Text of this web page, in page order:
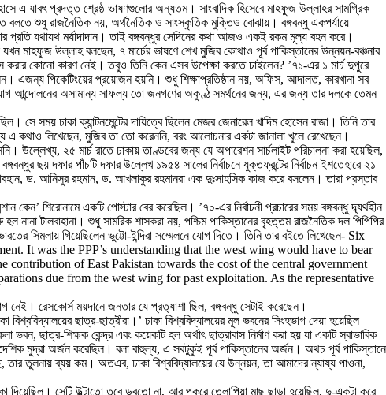
এ যাবৎ প্রদত্ত শ্রেষ্ঠ ভাষণগুলোর অন্যতম। সাংবাদিক হিসেবে মাহফুজ উল্লাহর সামগ্রিক
বলতে শুধু রাজনৈতিক নয়, অর্থনৈতিক ও সাংস্কৃতিক মুক্তিও বোঝায়। বঙ্গবন্ধু একপর্যায়ে
প্রতি যথাযথ মর্যাদাদান। তাই বঙ্গবন্ধুর সেদিনের কথা আজও একই রকম মূল্য বহন করে।
মাহফুজ উল্লাহ বলছেন, ৭ মার্চের ভাষণে শেখ মুজিব কোথাও পূর্ব পাকিস্তানের উন্নয়ন-বঞ্চনার
করার কোনো কারণ নেই। তবুও তিনি কেন এসব উপেক্ষা করতে চাইলেন? ’৭১-এর ১ মার্চ দুপুরে
এজন্য পিকেটিংয়ের প্রয়োজন হয়নি। শুধু শিক্ষাপ্রতিষ্ঠান নয়, অফিস, আদালত, কারখানা সব
আন্দোলনের অসামান্য সাফল্য তো জনগণের অকুণ্ঠ সমর্থনের জন্য, এর জন্য তার দলকে তেমন
সময় ঢাকা ক্যান্টনমেন্টের দায়িত্বে ছিলেন মেজর জেনারেল খাদিম হোসেন রাজা। তিনি তার
এ কথাও লিখেছেন, মুজিব তা তো করেননি, বরং আলোচনার একটা জানালা খুলে রেখেছেন।
উল্লেখ্য, ২৫ মার্চ রাতে ঢাকায় তাণ্ডবের জন্য যে অপারেশন সার্চলাইট পরিচালনা করা হয়েছিল,
ছয় দফার পাঁচটি দফার উল্লেখ ১৯৫৪ সালের নির্বাচনে যুক্তফ্রন্টের নির্বাচন ইশতেহারে ২১
ড. আনিসুর রহমান, ড. আখলাকুর রহমানরা এক দুঃসাহসিক কাজ করে বসলেন। তারা প্রস্তাব
শিরোনামে একটি পোস্টার বের করেছিল। ’৭০-এর নির্বাচনী প্রচারের সময় বঙ্গবন্ধু দ্ব্যর্থহীন
টালবাহানা। শুধু সামরিক শাসকরা নয়, পশ্চিম পাকিস্তানের বৃহত্তম রাজনৈতিক দল পিপিপির
সিমলায় গিয়েছিলেন ভুট্টো-ইন্দিরা সম্মেলনে যোগ দিতে। তিনি তার বইতে লিখেছেন- Six
It was the PPP’s understanding that the west wing would have to bear
of East Pakistan towards the cost of the central government
due from the west wing for past exploitation. As the representative
নেই। রেসকোর্স ময়দানে জনতার যে প্রত্যাশা ছিল, বঙ্গবন্ধু সেটাই করেছেন।
ছাত্র-ছাত্রীরা।’ ঢাকা বিশ্ববিদ্যালয়ের মূল ভবনের সিংহভাগ দেয়া হয়েছিল
ছাত্র-শিক্ষক কেন্দ্র এবং কয়েকটি হল অর্থাৎ ছাত্রাবাস নির্মাণ করা হয় যা একটি স্বাভাবিক
মুদ্রা অর্জন করেছিল। বলা বাহুল্য, এ সবটুকুই পূর্ব পাকিস্তানের অর্জন। অথচ পূর্ব পাকিস্তানে
তার তুলনায় ব্যয় কম। অতএব, ঢাকা বিশ্ববিদ্যালয়ের যে উন্নয়ন, তা আমাদের ন্যায্য পাওনা,
সেটি উল্টাতো তবে ডুবতো না, আর পুকুরে তেলাপিয়া মাছ ছাড়া হয়েছিল, দু-একটা করে